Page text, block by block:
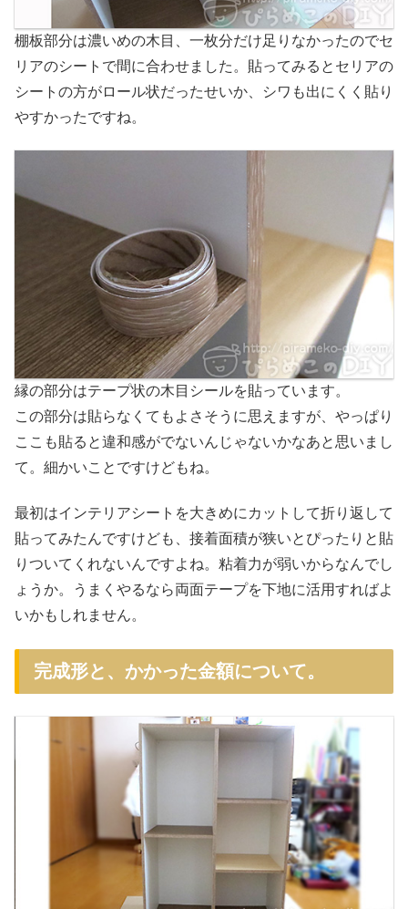
棚板部分は濃いめの木目、一枚分だけ足りなかったのでセ
リアのシートで間に合わせました。貼ってみるとセリアの
シートの方がロール状だったせいか、シワも出にくく貼り
やすかったですね。
縁の部分はテープ状の木目シールを貼っています。
この部分は貼らなくてもよさそうに思えますが、やっぱり
ここも貼ると違和感がでないんじゃないかなあと思いまし
て。細かいことですけどもね。
最初はインテリアシートを大きめにカットして折り返して
貼ってみたんですけども、接着面積が狭いとぴったりと貼
りついてくれないんですよね。粘着力が弱いからなんでし
ょうか。うまくやるなら両面テープを下地に活用すればよ
いかもしれません。
完成形と、かかった金額について。